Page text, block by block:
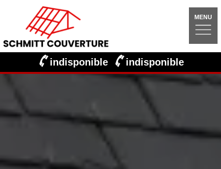
MENU
indisponible indisponible